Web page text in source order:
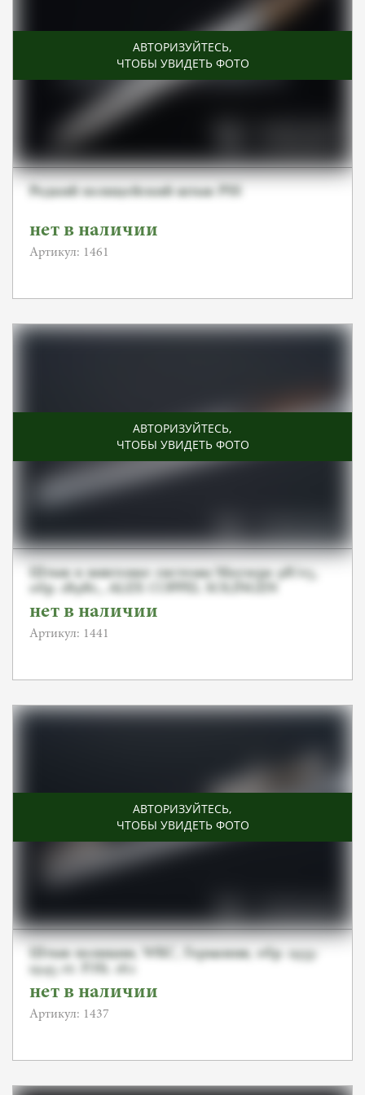
АВТОРИЗУЙТЕСЬ,
ЧТОБЫ УВИДЕТЬ ФОТО
Редкий полицейский штык PSS
нет в наличии
Артикул: 1461
АВТОРИЗУЙТЕСЬ,
ЧТОБЫ УВИДЕТЬ ФОТО
Штык к винтовке системы Маузера 98/05,
обр. 1898г,, ALEX COPPEL SOLINGEN
нет в наличии
Артикул: 1441
АВТОРИЗУЙТЕСЬ,
ЧТОБЫ УВИДЕТЬ ФОТО
Штык полиции, WKC, Германия, обр. 1933-
1945 гг. P.Hi. 162
нет в наличии
Артикул: 1437